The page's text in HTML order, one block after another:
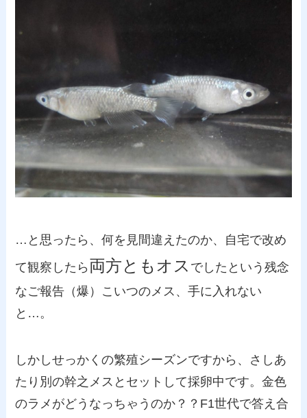
…と思ったら、何を見間違えたのか、自宅で改め
て観察したら 両方ともオス でしたという残念
なご報告（爆）こいつのメス、手に入れない
と…。
しかしせっかくの繁殖シーズンですから、さしあ
たり別の幹之メスとセットして採卵中です。金色
のラメがどうなっちゃうのか？？F1世代で答え合